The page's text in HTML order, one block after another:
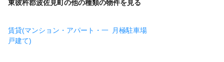
東彼杵郡波佐見町の他の種類の物件を見る
賃貸(マンション・アパート・一
戸建て)
月極駐車場